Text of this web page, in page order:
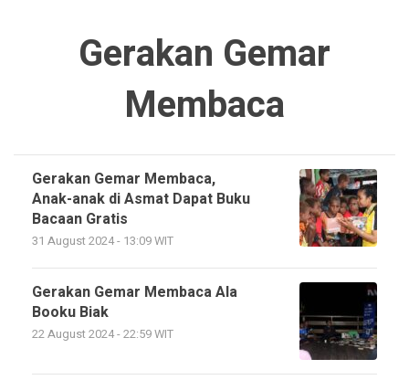
Gerakan Gemar
Membaca
Gerakan Gemar Membaca,
Anak-anak di Asmat Dapat Buku
Bacaan Gratis
31 August 2024 - 13:09 WIT
Gerakan Gemar Membaca Ala
Booku Biak
22 August 2024 - 22:59 WIT